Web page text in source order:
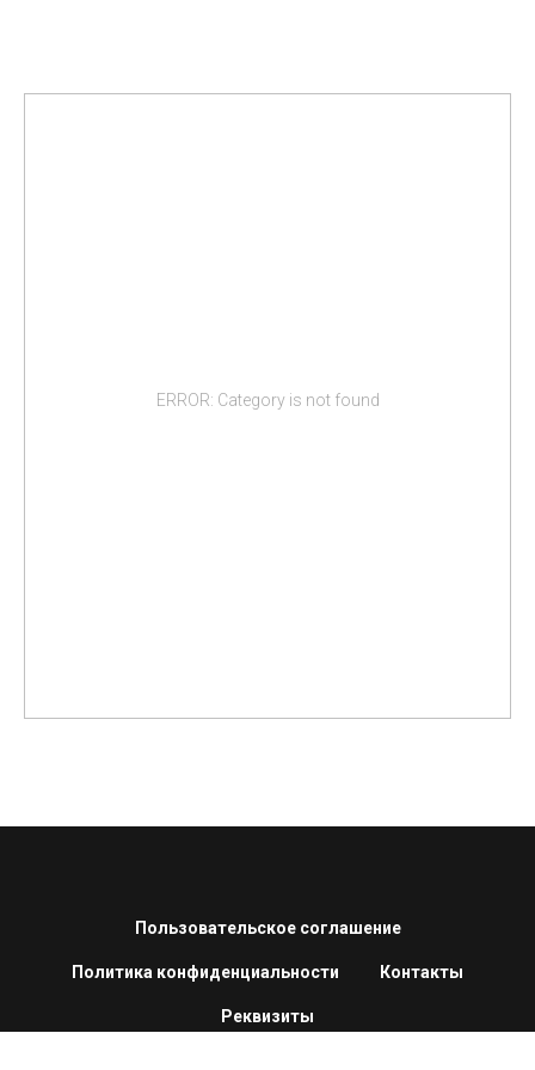
ERROR: Category is not found
Пользовательское соглашение
Политика конфиденциальности Контакты
Реквизиты